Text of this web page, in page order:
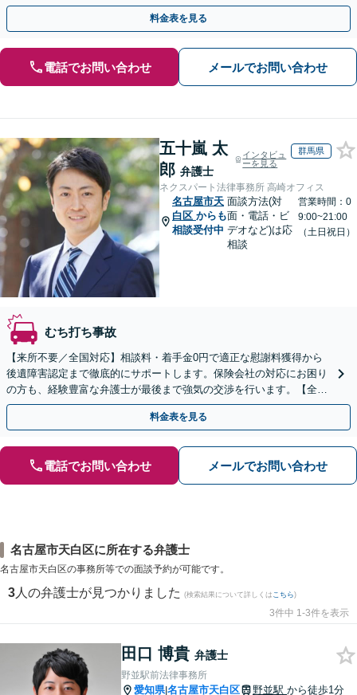
療に専念できるようサポートいたします。
料金表を見る
電話でお問い合わせ メールでお問い合わせ
五十嵐 太
郎 弁護士
インタビュ
ーを見る
群馬県
ネクスパート法律事務所 高崎オフィス
名古屋市天
白区 からも
相談受付中
面談方法(対
面・電話・ビ
デオなど)は応
相談
営業時間：0
9:00~21:00
（土日祝日）
むち打ち事故
【来所不要／全国対応】相談料・着手金0円で適正な慰謝料獲得から
後遺障害認定まで徹底的にサポートします。保険会社の対応にお困り
の方も、経験豊富な弁護士が最後まで強気の交渉を行います。【全国
13拠点】お気軽にご相談ください。
料金表を見る
電話でお問い合わせ メールでお問い合わせ
名古屋市天白区に所在する弁護士
名古屋市天白区の事務所等での面談予約が可能です。
3 人の弁護士が見つかりました (検索結果について詳しくは こちら)
3件中 1-3件を表示
田口 博貴 弁護士
野並駅前法律事務所
愛知県|名古屋市天白区 野並駅 から徒歩1分